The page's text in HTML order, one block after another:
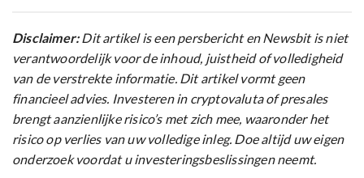
Disclaimer:Dit artikel is een persbericht en Newsbit is niet
verantwoordelijk voor de inhoud, juistheid of volledigheid
van de verstrekte informatie. Dit artikel vormt geen
financieel advies. Investeren in cryptovaluta of presales
brengt aanzienlijke risico’s met zich mee, waaronder het
risico op verlies van uw volledige inleg. Doe altijd uw eigen
onderzoek voordat u investeringsbeslissingen neemt.